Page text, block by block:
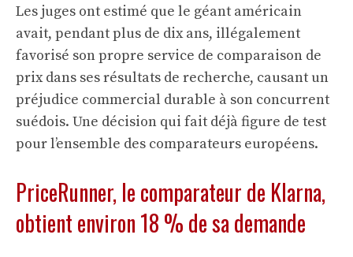
Les juges ont estimé que le géant américain
avait, pendant plus de dix ans, illégalement
favorisé son propre service de comparaison de
prix dans ses résultats de recherche, causant un
préjudice commercial durable à son concurrent
suédois. Une décision qui fait déjà figure de test
pour l’ensemble des comparateurs européens.
PriceRunner, le comparateur de Klarna,
obtient environ 18 % de sa demande